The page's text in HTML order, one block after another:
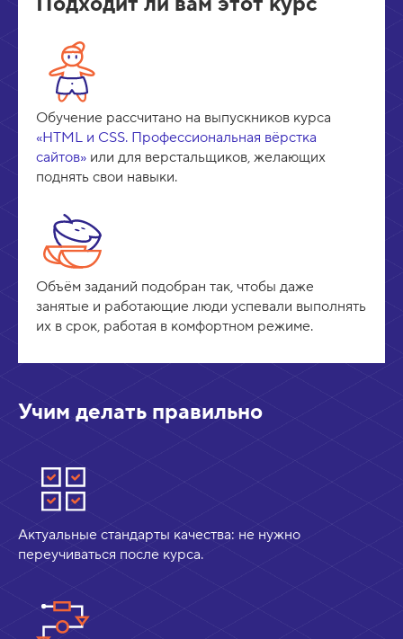
Обучение рассчитано на выпускников курса
«HTML и CSS. Профессиональная вёрстка
сайтов» или для верстальщиков, желающих
поднять свои навыки.
Объём заданий подобран так, чтобы даже
занятые и работающие люди успевали выполнять
их в срок, работая в комфортном режиме.
Учим делать правильно
Актуальные стандарты качества: не нужно
переучиваться после курса.